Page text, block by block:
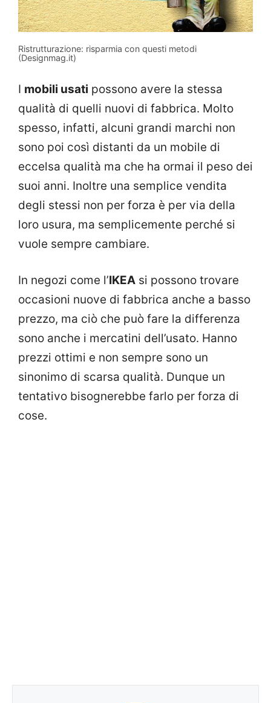
Ristrutturazione: risparmia con questi metodi
(Designmag.it)
I mobili usati possono avere la stessa
qualità di quelli nuovi di fabbrica. Molto
spesso, infatti, alcuni grandi marchi non
sono poi così distanti da un mobile di
eccelsa qualità ma che ha ormai il peso dei
suoi anni. Inoltre una semplice vendita
degli stessi non per forza è per via della
loro usura, ma semplicemente perché si
vuole sempre cambiare.
In negozi come l’IKEA si possono trovare
occasioni nuove di fabbrica anche a basso
prezzo, ma ciò che può fare la differenza
sono anche i mercatini dell’usato. Hanno
prezzi ottimi e non sempre sono un
sinonimo di scarsa qualità. Dunque un
tentativo bisognerebbe farlo per forza di
cose.